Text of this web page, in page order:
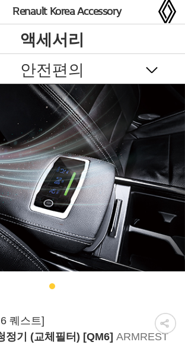
Renault Korea Accessory
액세서리
안전편의
부품
퀘스트]
정기 (교체필터) [QM6] ARMREST